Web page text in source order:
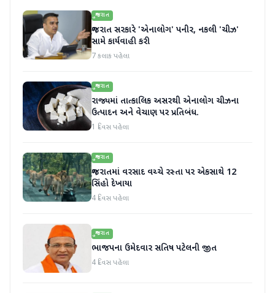
ગુજરાત
ગુજરાત સરકારે 'એનાલોગ' પનીર, નકલી 'ચીઝ'
સામે કાર્યવાહી કરી
7 કલાક પહેલા
ગુજરાત
રાજ્યમાં તાત્કાલિક અસરથી એનાલોગ ચીઝના
ઉત્પાદન અને વેચાણ પર પ્રતિબંધ.
1 દિવસ પહેલા
ગુજરાત
ગુજરાતમાં વરસાદ વચ્ચે રસ્તા પર એકસાથે 12
સિંહો દેખાયા
4 દિવસ પહેલા
ગુજરાત
ભાજપના ઉમેદવાર સતિષ પટેલની જીત
4 દિવસ પહેલા